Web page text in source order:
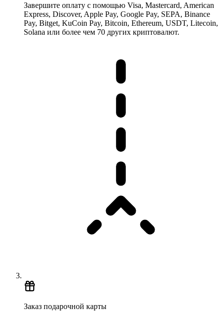
Завершите оплату с помощью Visa, Mastercard, American
Express, Discover, Apple Pay, Google Pay, SEPA, Binance
Pay, Bitget, KuCoin Pay, Bitcoin, Ethereum, USDT, Litecoin,
Solana или более чем 70 других криптовалют.
Заказ подарочной карты